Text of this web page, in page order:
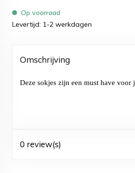
Op voorraad
Levertijd: 1-2 werkdagen
Omschrijving
Deze sokjes zijn een must have
0 review(s)